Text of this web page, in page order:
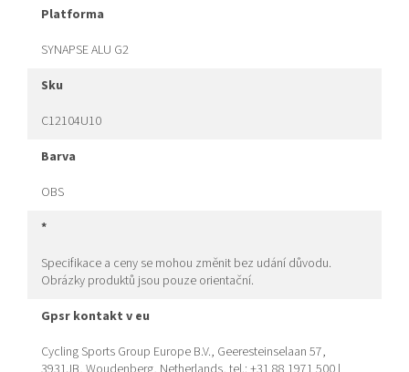
platforma
SYNAPSE ALU G2
sku
C12104U10
barva
OBS
*
Specifikace a ceny se mohou změnit bez udání důvodu.
Obrázky produktů jsou pouze orientační.
gpsr kontakt v eu
Cycling Sports Group Europe B.V., Geeresteinselaan 57,